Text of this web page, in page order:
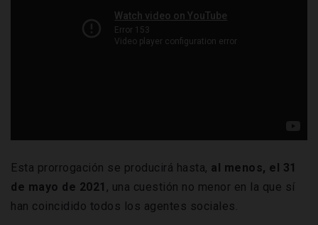
Esta prorrogación se producirá hasta, al menos, el 31
de mayo de 2021 , una cuestión no menor en la que sí
han coincidido todos los agentes sociales.